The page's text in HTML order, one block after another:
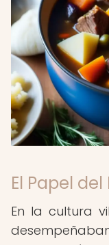
El Papel
En la cultura